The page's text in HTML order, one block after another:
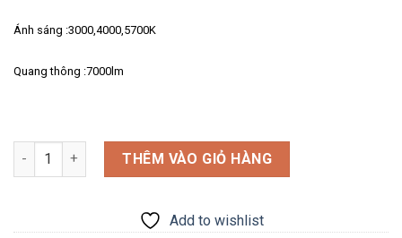
Ánh sáng :3000,4000,5700K
Quang thông :7000lm
Số lượng THÊM VÀO GIỎ HÀNG
Add to wishlist